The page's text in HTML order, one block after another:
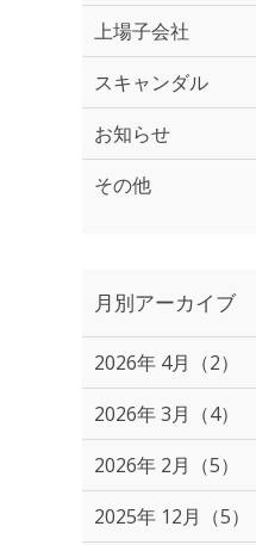
上場子会社
スキャンダル
お知らせ
その他
月別アーカイブ
2026年 4月（2）
2026年 3月（4）
2026年 2月（5）
2025年 12月（5）